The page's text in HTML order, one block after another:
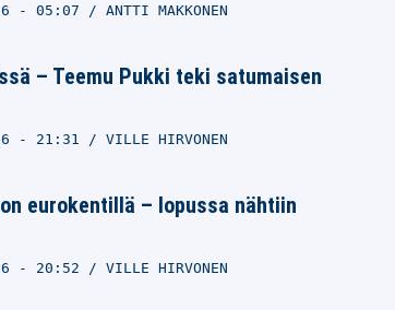
- 05:07 ANTTI MAKKONEN
– Teemu Pukki teki satumaisen
- 21:31 VILLE HIRVONEN
eurokentillä – lopussa nähtiin
- 20:52 VILLE HIRVONEN